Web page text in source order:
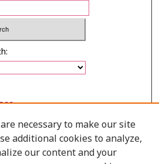
necessary to make our site
additional cookies to analyze,
our content and your